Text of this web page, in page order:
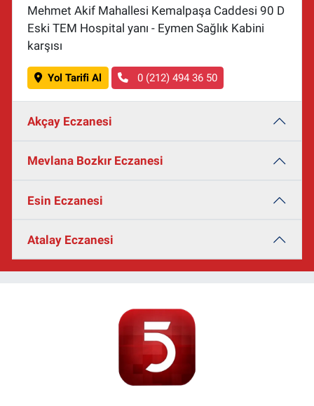
Mehmet Akif Mahallesi Kemalpaşa Caddesi 90 D
Eski TEM Hospital yanı - Eymen Sağlık Kabini
karşısı
Yol Tarifi Al 0 (212) 494 36 50
Akçay Eczanesi
Mevlana Bozkır Eczanesi
Esin Eczanesi
Atalay Eczanesi